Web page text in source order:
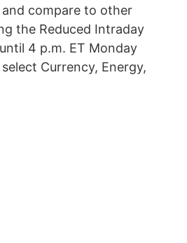
compare to other
the Reduced Intraday
4 p.m. ET Monday
Currency, Energy,